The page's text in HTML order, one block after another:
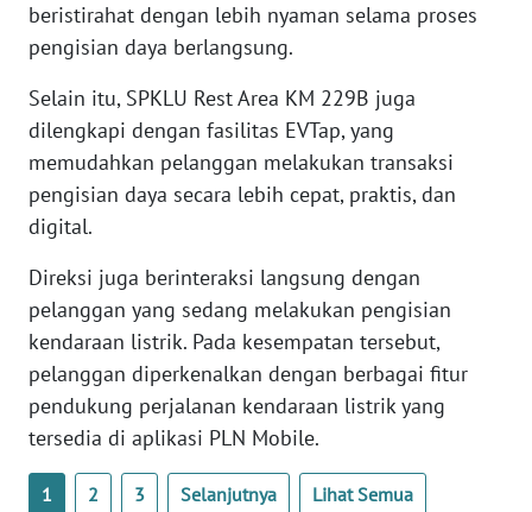
beristirahat dengan lebih nyaman selama proses
pengisian daya berlangsung.
Selain itu, SPKLU Rest Area KM 229B juga
dilengkapi dengan fasilitas EVTap, yang
memudahkan pelanggan melakukan transaksi
pengisian daya secara lebih cepat, praktis, dan
digital.
Direksi juga berinteraksi langsung dengan
pelanggan yang sedang melakukan pengisian
kendaraan listrik. Pada kesempatan tersebut,
pelanggan diperkenalkan dengan berbagai fitur
pendukung perjalanan kendaraan listrik yang
tersedia di aplikasi PLN Mobile.
1 2 3 Selanjutnya Lihat Semua
BENGKULU
WN
LAMPUNG
WN
JATENG
NUSANTARA
WN
JOGJA
WN